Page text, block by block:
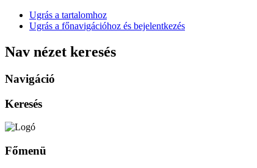
Ugrás a tartalomhoz
Ugrás a főnavigációhoz és bejelentkezés
Nav nézet keresés
Navigáció
Keresés
Főmenü